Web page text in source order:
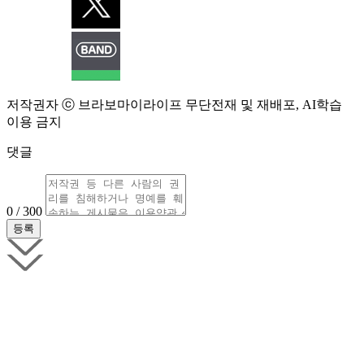
저작권자 ⓒ 브라보마이라이프 무단전재 및 재배포, AI학습
이용 금지
댓글
0 / 300